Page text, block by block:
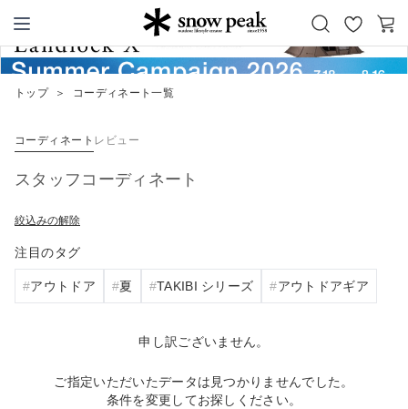
Snow Peak
お
カ
トップ ＞ コーディネート一覧
コーディネート レビュー
スタッフコーディネート
絞込みの解除
注目のタグ
アウトドア 夏 TAKIBI シリーズ アウトドアギア
申し訳ございません。
ご指定いただいたデータは見つかりませんでした。
条件を変更してお探しください。